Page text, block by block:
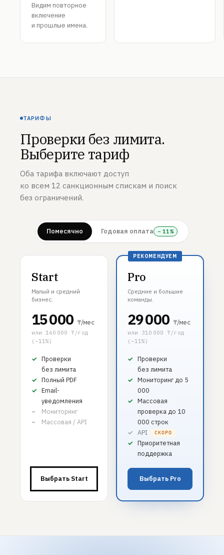
Видим повторное
включение
и прошлые имена.
ТАРИФЫ
Проверки без лимита.
Выберите тариф
Оба тарифа включают доступ
ко всем 12 санкционным спискам и поиск
без ограничений.
Помесячно Годовая оплата − 11%
Start
Малый и средний
бизнес.
15 000 ₸/мес
или 160 000 ₸/год
(−11%)
Проверки
без лимита
Полный PDF
Email-
уведомления
Мониторинг
Массовая / API
Выбрать Start
Pro
Средние и большие
команды.
29 000 ₸/мес
или 310 000 ₸/год
(−11%)
Проверки
без лимита
Мониторинг до 5
000
Массовая
проверка до 10
000 строк
API
СКОРО
Приоритетная
поддержка
Выбрать Pro